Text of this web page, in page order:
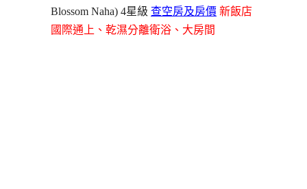
Blossom Naha) 4星級 查空房及房價 新飯店
國際通上、乾濕分離衛浴、大房間